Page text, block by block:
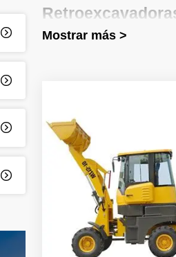




Como proveedor confiable
internacionales. Nuestros
asegurando que obtenga el
encontrar la máquina ideal
Mostrar más >